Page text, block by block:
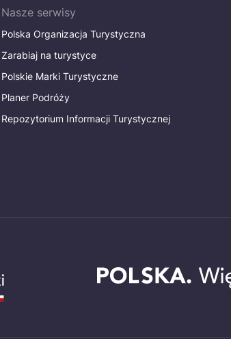
Nasze serwisy
Polska Organizacja Turystyczna
Zarabiaj na turystyce
Polskie Marki Turystyczne
Planer Podróży
Repozytorium Informacji Turystycznej